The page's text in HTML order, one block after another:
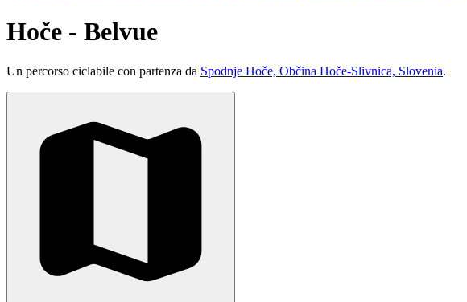
Hoče - Belvue
Un percorso ciclabile con partenza da Spodnje Hoče, Občina Hoče-Slivnica, Slovenia.